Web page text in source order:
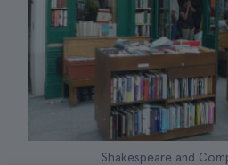
Shakespeare and